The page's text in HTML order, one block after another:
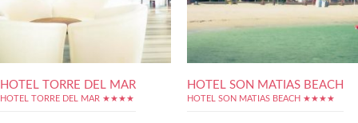
HOTEL TORRE DEL MAR
HOTEL TORRE DEL MAR ★★★★
HOTEL SON MATIAS BEACH
HOTEL SON MATIAS BEACH ★★★★